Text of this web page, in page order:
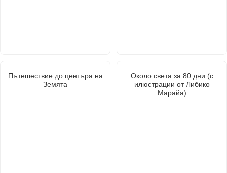
Пътешествие до центъра на
Земята
Около света за 80 дни (с
илюстрации от Либико
Марайа)